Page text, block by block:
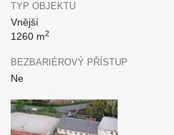
TYP OBJEKTU
Vnější
1260 m2
BEZBARIÉROVÝ PŘÍSTUP
Ne